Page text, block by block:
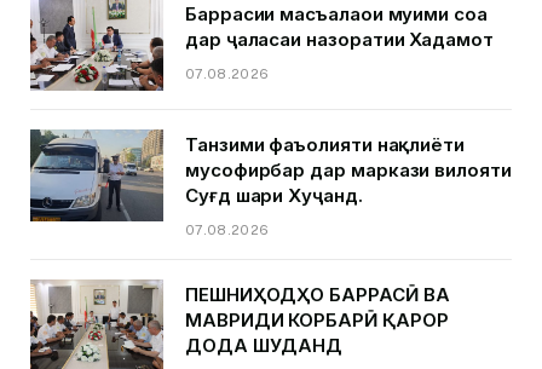
Баррасии масъалаҳои муҳими соҳа
дар ҷаласаи назоратии Хадамот
07.08.2026
Танзими фаъолияти нақлиёти
мусофирбар дар маркази вилояти
Суғд шаҳри Хуҷанд.
07.08.2026
ПЕШНИҲОДҲО БАРРАСӢ ВА
МАВРИДИ КОРБАРӢ ҚАРОР
ДОДА ШУДАНД